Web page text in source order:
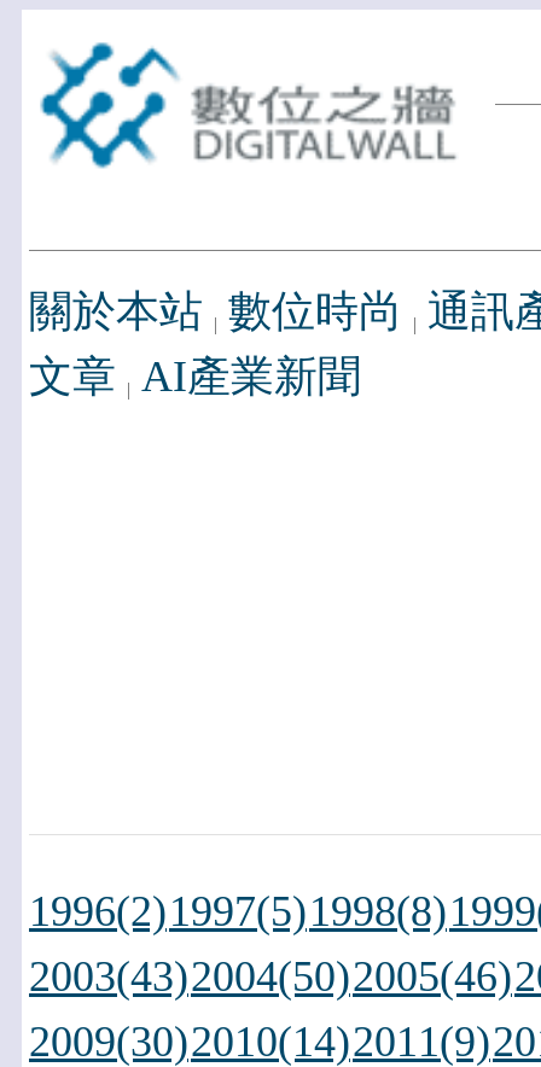
關於本站 數位時尚
通訊
文章 AI產業新聞
1996(2)1997(5)1998(8)
2003(43)2004(50)2005(46)
2009(30)2010(14)2011(9)